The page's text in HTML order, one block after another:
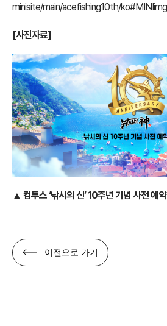
minisite/main/acefishing10th/
[사진자료]
▲ 컴투스 ‘낚시의 신’10주년 기념 사전 예
이전으로 가기